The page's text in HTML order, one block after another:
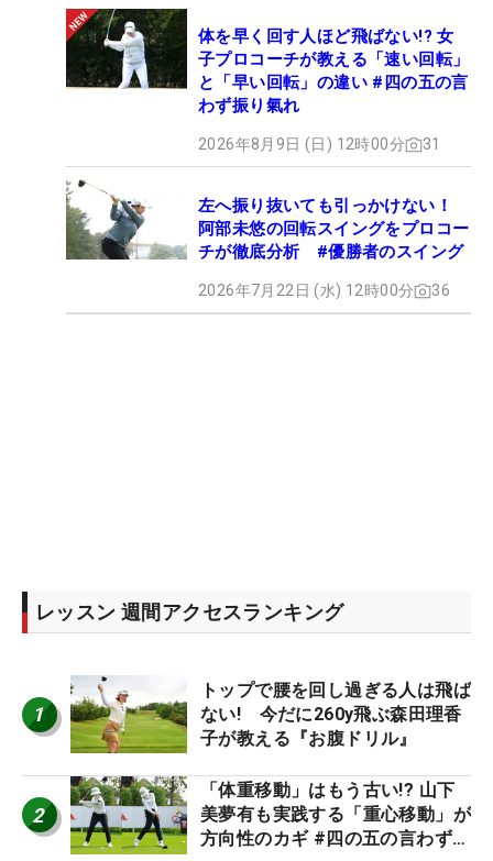
体を早く回す人ほど飛ばない!? 女
子プロコーチが教える「速い回転」
と「早い回転」の違い #四の五の言
わず振り氣れ
2026年8月9日 (日) 12時00分 31
左へ振り抜いても引っかけない！
阿部未悠の回転スイングをプロコー
チが徹底分析 #優勝者のスイング
2026年7月22日 (水) 12時00分 36
レッスン 週間アクセスランキング
1
トップで腰を回し過ぎる人は飛ば
ない! 今だに260y飛ぶ森田理香
子が教える『お腹ドリル』
2
「体重移動」はもう古い!? 山下
美夢有も実践する「重心移動」が
方向性のカギ #四の五の言わず振